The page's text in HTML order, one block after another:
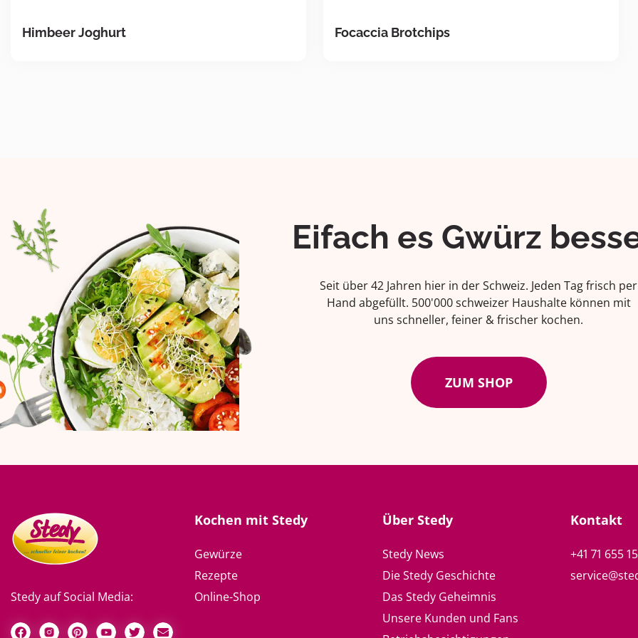
Himbeer Joghurt Focaccia Brotchips
Eifach es Gwürz
Seit über 42 Jahren hier in der Schweiz. Jeden Tag frisch per
Hand abgefüllt. 500'000 schweizer Haushalte können mit
uns schneller, feiner & frischer kochen.
ZUM SHOP
Stedy auf Social Media:
Kochen mit Stedy
Gewürze
Rezepte
Online-Shop
Über Stedy
Stedy News
Die Stedy Geschichte
Das Stedy Geheimnis
Unsere Kunden und Fans
Kontakt
+41 71 655